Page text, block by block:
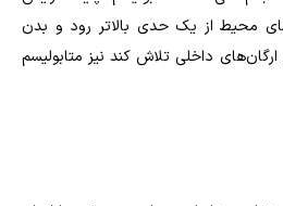
محیط از یک حدی بالاتر رود و بدن
داخلی تلاش کند نیز متابولیسم